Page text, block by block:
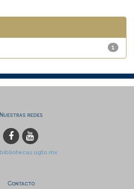
1
Nuestras redes
Contacto